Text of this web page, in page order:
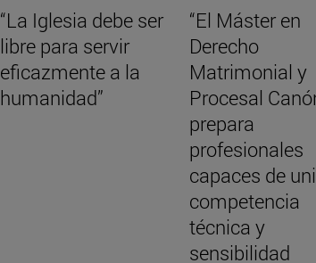
“La Iglesia debe ser
libre para servir
eficazmente a la
humanidad”
“El Máster en
Derecho
Matrimonial y
Procesal
prepara
profesionales
capaces de
competencia
técnica y
sensibilidad